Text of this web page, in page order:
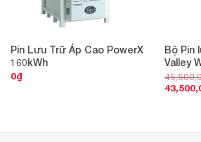
Pin Lưu Trữ Áp Cao PowerX
160kWh
0₫
Bộ Pin
Valley